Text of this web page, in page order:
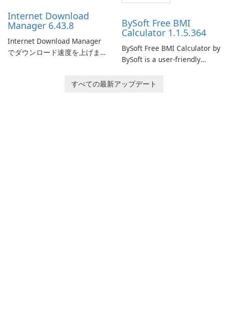
Internet Download
Manager 6.43.8
Internet Download Manager
でダウンロード速度を上げま
BySoft Free BMI
Calculator 1.1.5.364
BySoft Free BMI Calculator by
BySoft is a user-friendly
designed to help you
すべての最新アップデート